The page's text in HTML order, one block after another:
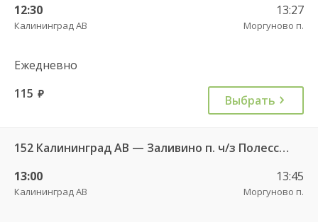
12:30
Калининград АВ
13:27
Моргуново п.
Ежедневно
115 руб. Выбрать
152 Калининград АВ — Заливино п. ч/з Полесск г.
13:00
Калининград АВ
13:45
Моргуново п.